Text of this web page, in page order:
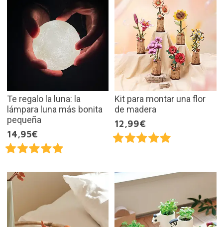
Te regalo la luna: la
lámpara luna más bonita
pequeña
14,95€
Kit para montar una flor
de madera
12,99€